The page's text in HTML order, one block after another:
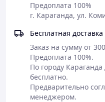
Предоплата 100%
г. Караганда, ул.
Бесплатная
Заказ на сумму от
Предоплата 100%.
По городу Караганда
бесплатно.
Предварительно
менеджером.